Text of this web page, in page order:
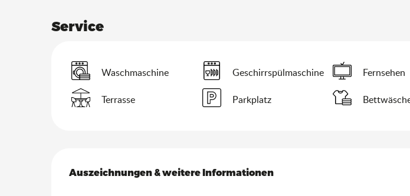
Service
Waschmaschine Geschirrspülmaschine Fernsehen
Terrasse Parkplatz
Auszeichnungen & weitere Informationen
Auszeichnungen & weitere Informationen